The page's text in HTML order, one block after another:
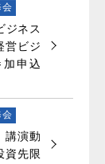
会
ジネス
営ビジ
申込
会
講演動
先限